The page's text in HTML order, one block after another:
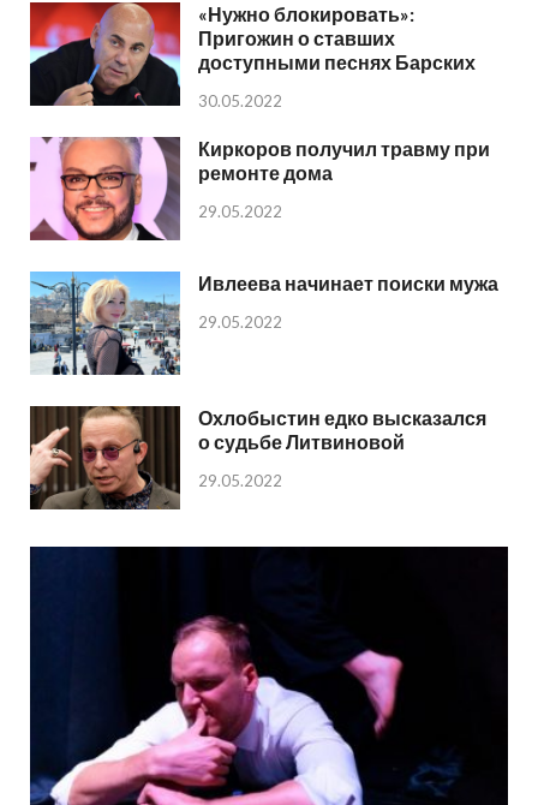
«Нужно блокировать»:
Пригожин о ставших
доступными песнях Барских
30.05.2022
Киркоров получил травму при
ремонте дома
29.05.2022
Ивлеева начинает поиски мужа
29.05.2022
Охлобыстин едко высказался
о судьбе Литвиновой
29.05.2022